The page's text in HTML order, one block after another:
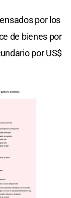
por los
de bienes por
por US$